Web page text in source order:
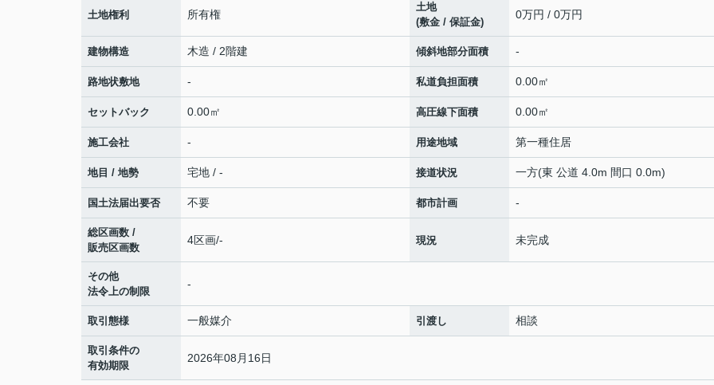
土地権利 所有権
土地
(敷金 / 保証金)
0万円 / 0万円
建物構造 木造 / 2階建 傾斜地部分面積 -
路地状敷地 - 私道負担面積 0.00㎡
セットバック 0.00㎡ 高圧線下面積 0.00㎡
施工会社 - 用途地域 第一種住居
地目 / 地勢 宅地 / - 接道状況 一方(東 公道 4.0m 間口 0.0m)
国土法届出要否 不要 都市計画 -
総区画数 /
販売区画数
4区画/- 現況 未完成
その他
法令上の制限
-
取引態様 一般媒介 引渡し 相談
取引条件の
有効期限
2026年08月16日